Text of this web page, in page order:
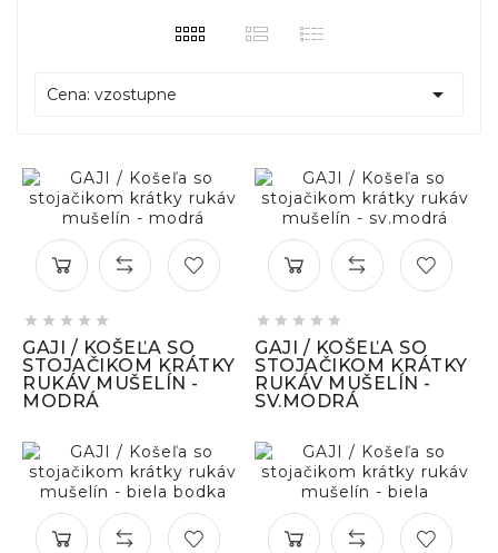
Cena: vzostupne 
    
GAJI / KOŠEĽA SO
STOJAČIKOM KRÁTKY
RUKÁV MUŠELÍN -
MODRÁ
    
GAJI / KOŠEĽA SO
STOJAČIKOM KRÁTKY
RUKÁV MUŠELÍN -
SV.MODRÁ